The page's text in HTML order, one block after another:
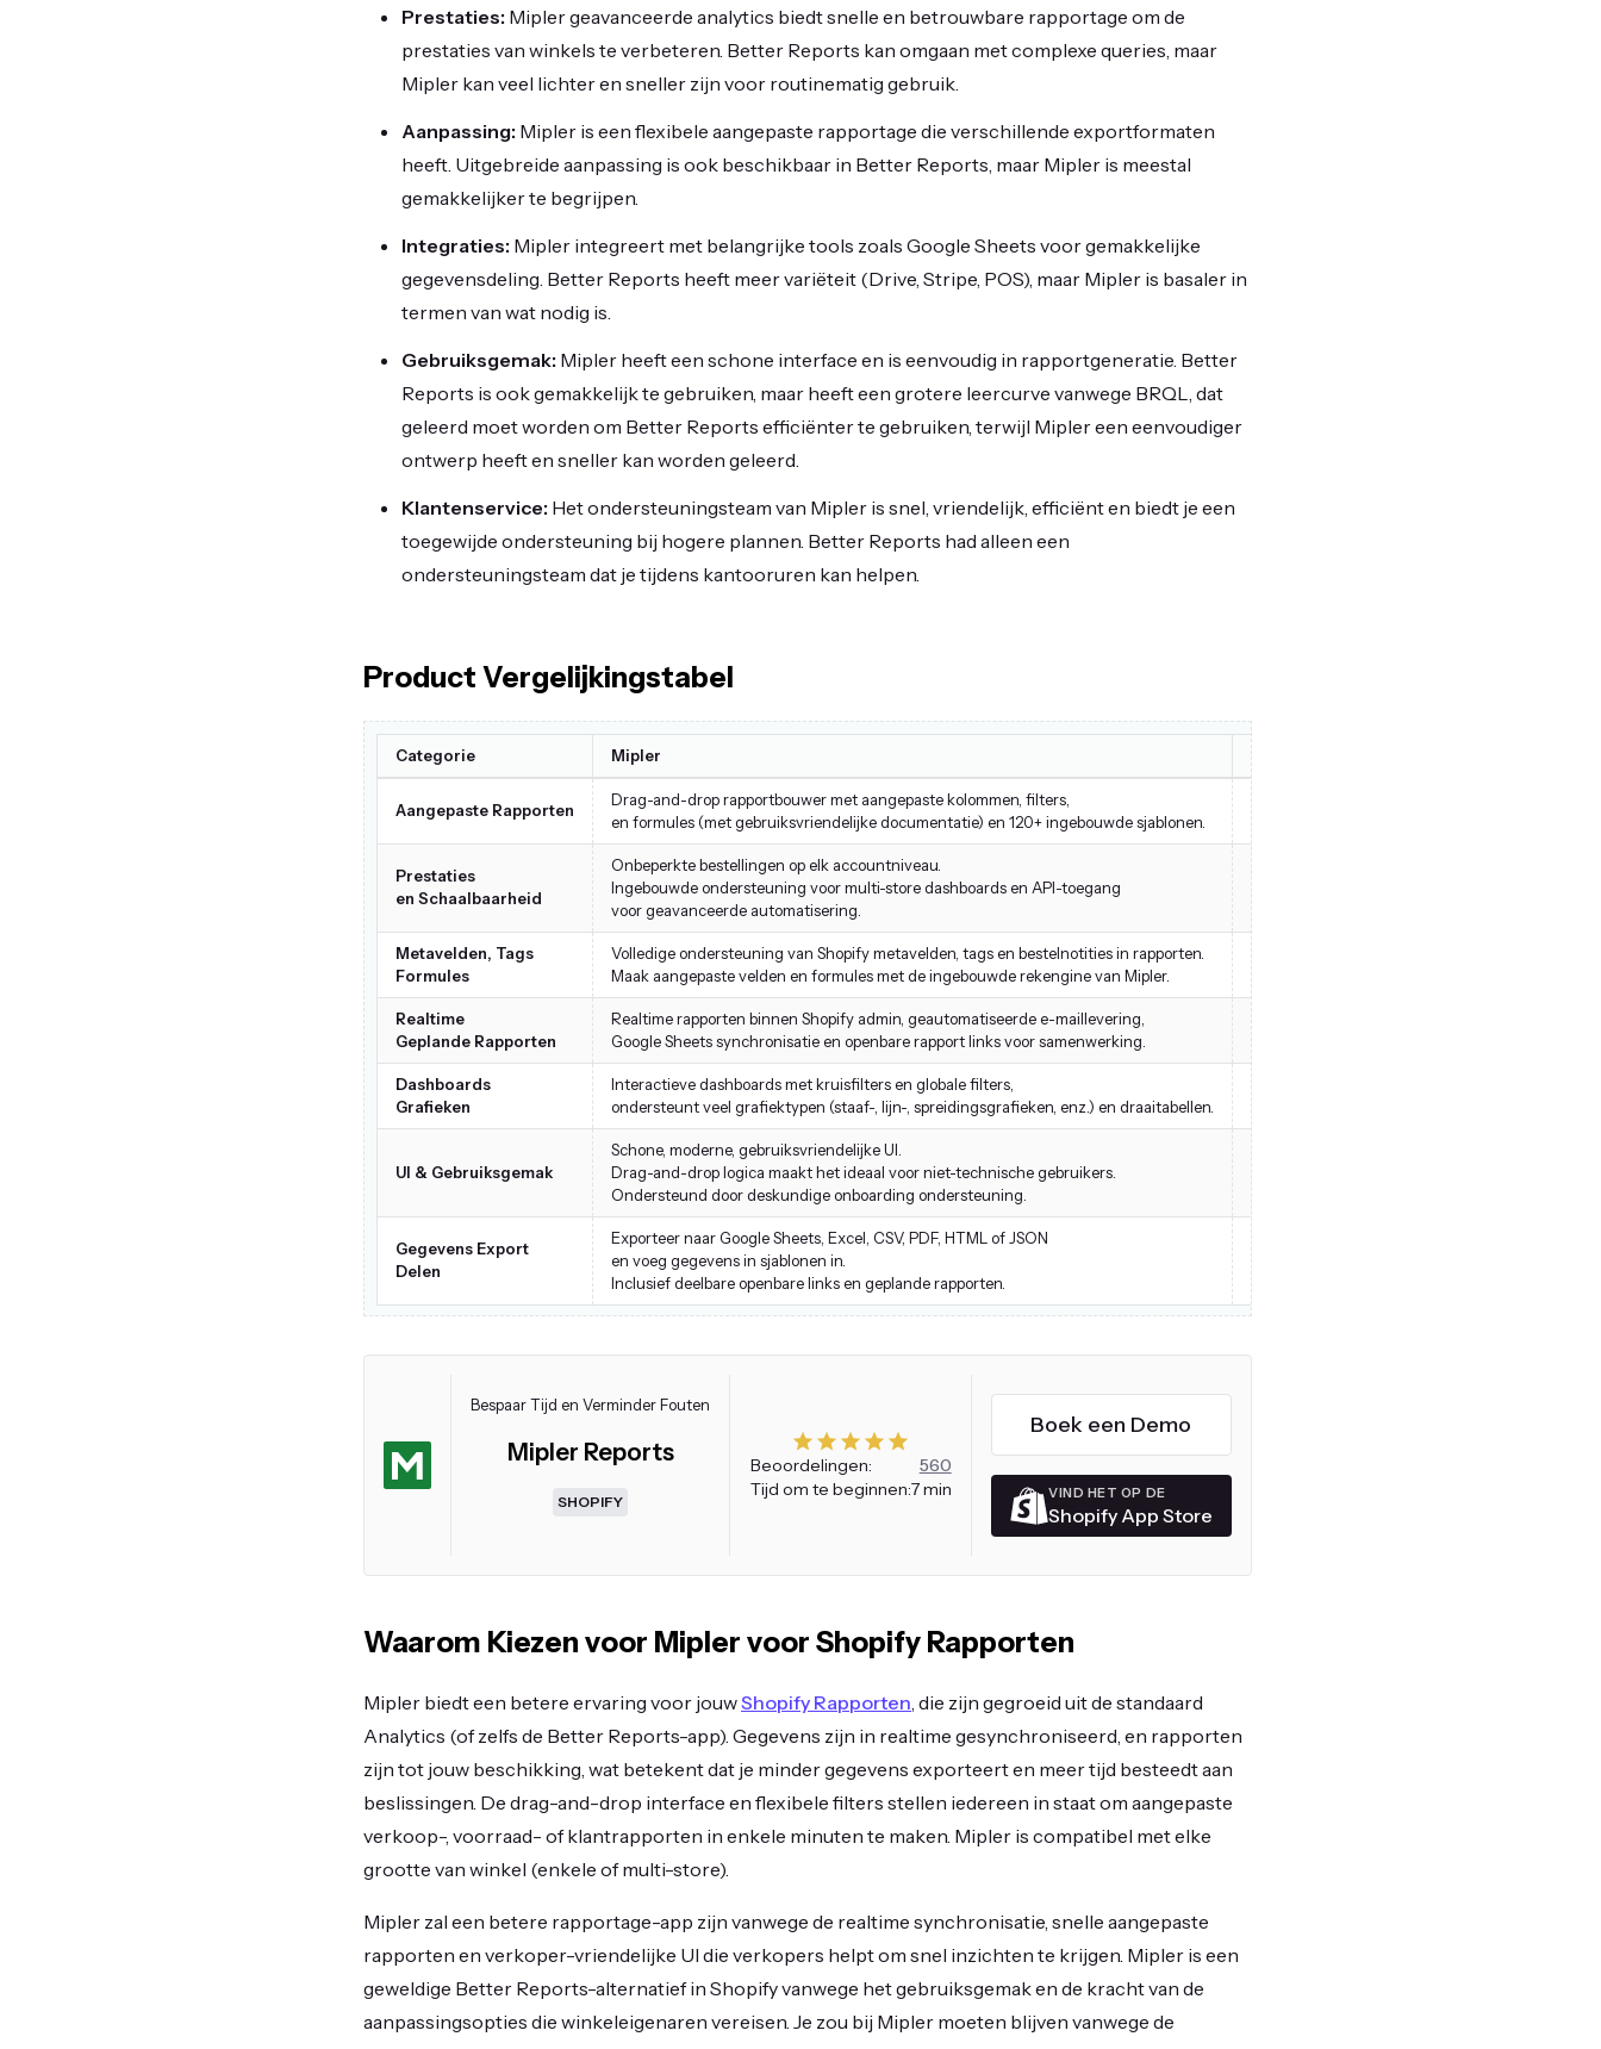
Prestaties: Mipler geavanceerde analytics biedt snelle en betrouwbare rapportage om de
prestaties van winkels te verbeteren. Better Reports kan omgaan met complexe queries, maar
Mipler kan veel lichter en sneller zijn voor routinematig gebruik.
Aanpassing: Mipler is een flexibele aangepaste rapportage die verschillende exportformaten
heeft. Uitgebreide aanpassing is ook beschikbaar in Better Reports, maar Mipler is meestal
gemakkelijker te begrijpen.
Integraties: Mipler integreert met belangrijke tools zoals Google Sheets voor gemakkelijke
gegevensdeling. Better Reports heeft meer variëteit (Drive, Stripe, POS), maar Mipler is basaler in
termen van wat nodig is.
Gebruiksgemak: Mipler heeft een schone interface en is eenvoudig in rapportgeneratie. Better
Reports is ook gemakkelijk te gebruiken, maar heeft een grotere leercurve vanwege BRQL, dat
geleerd moet worden om Better Reports efficiënter te gebruiken, terwijl Mipler een eenvoudiger
ontwerp heeft en sneller kan worden geleerd.
Klantenservice: Het ondersteuningsteam van Mipler is snel, vriendelijk, efficiënt en biedt je een
toegewijde ondersteuning bij hogere plannen. Better Reports had alleen een
ondersteuningsteam dat je tijdens kantooruren kan helpen.
Product Vergelijkingstabel
Categorie Mipler Better Reports
Aangepaste Rapporten
Drag-and-drop rapportbouwer met aangepaste kolommen, filters,
en formules (met gebruiksvriendelijke documentatie) en 120+ ingebouwde sjablonen.
Visuele bouwer met draaitabellen en grafieken,
voor aangepaste metrics en biedt minder
Prestaties
en Schaalbaarheid
Onbeperkte bestellingen op elk accountniveau.
Ingebouwde ondersteuning voor multi-store dashboards en API-toegang
voor geavanceerde automatisering.
Schalen voor grote verkopers met
maar mist ingebouwde API-toegang en heeft
Metavelden, Tags
Formules
Volledige ondersteuning van Shopify metavelden, tags en bestelnotities in rapporten.
Maak aangepaste velden en formules met de ingebouwde rekengine van Mipler.
Heb toegang tot alle Shopify-gegevens en
maar vereist kennis van querytaal, waardoor het
Realtime
Geplande Rapporten
Realtime rapporten binnen Shopify admin, geautomatiseerde e-maillevering,
Google Sheets synchronisatie en openbare rapport links voor samenwerking.
Geplande rapporten om te e-mailen of naar
of directe rapportgeneratie, beperkt tot
Dashboards
Grafieken
Interactieve dashboards met kruisfilters en globale filters,
ondersteunt veel grafiektypen (staaf-, lijn-, spreidingsgrafieken, enz.) en draaitabellen.
Biedt aangepaste dashboards en grafieken,
op statische rapportage dan op interactieve
UI & Gebruiksgemak
Schone, moderne, gebruiksvriendelijke UI.
Drag-and-drop logica maakt het ideaal voor niet-technische gebruikers.
Ondersteund door deskundige onboarding ondersteuning.
Shopify-admin ingebedde interface, gebruikt een
maar vereist het leren van BRQL voor
Veel informatie kan alleen worden ontdekt door
Gegevens Export
Delen
Exporteer naar Google Sheets, Excel, CSV, PDF, HTML of JSON
en voeg gegevens in sjablonen in.
Inclusief deelbare openbare links en geplande rapporten.
Zelfde exports, maar zonder JSON-formaat of e-
delen via de web UI of ingebedde dashboards.
Bespaar Tijd en Verminder Fouten
Mipler Reports
SHOPIFY
Beoordelingen:
560
Tijd om te beginnen:7 min
Boek een Demo
VIND HET OP DE
Shopify App Store
Waarom Kiezen voor Mipler voor Shopify Rapporten
Mipler biedt een betere ervaring voor jouwShopify Rapporten, die zijn gegroeid uit de standaard
Analytics (of zelfs de Better Reports-app). Gegevens zijn in realtime gesynchroniseerd, en rapporten
zijn tot jouw beschikking, wat betekent dat je minder gegevens exporteert en meer tijd besteedt aan
beslissingen. De drag-and-drop interface en flexibele filters stellen iedereen in staat om aangepaste
verkoop-, voorraad- of klantrapporten in enkele minuten te maken. Mipler is compatibel met elke
grootte van winkel (enkele of multi-store).
Mipler zal een betere rapportage-app zijn vanwege de realtime synchronisatie, snelle aangepaste
rapporten en verkoper-vriendelijke UI die verkopers helpt om snel inzichten te krijgen. Mipler is een
geweldige Better Reports-alternatief in Shopify vanwege het gebruiksgemak en de kracht van de
aanpassingsopties die winkeleigenaren vereisen. Je zou bij Mipler moeten blijven vanwege de